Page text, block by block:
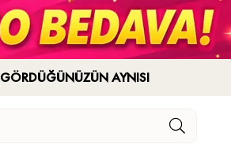
GÖRDÜĞÜNÜZÜN AYNISI